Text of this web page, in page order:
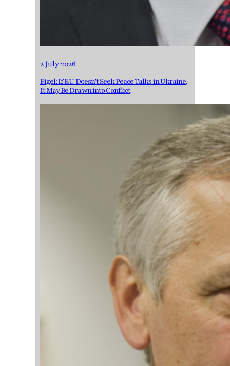
2 July 2026
Figel: If EU Doesn’t Seek Peace Talks in Ukraine,
It May Be Drawn into Conflict